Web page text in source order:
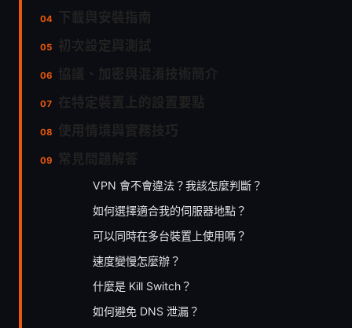
VPN 會不會違法？我該怎麼判斷？
如何選擇適合我的伺服器地點？
可以同時在多台裝置上使用嗎？
速度變慢怎麼辦？
什麼是 Kill Switch？
如何避免 DNS 泄漏？